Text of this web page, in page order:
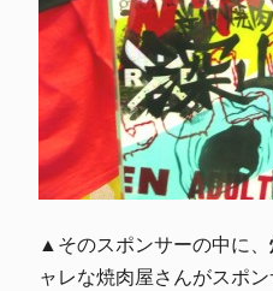
▲そのスポンサーの中に、
ャレな焼肉屋さんがスポ